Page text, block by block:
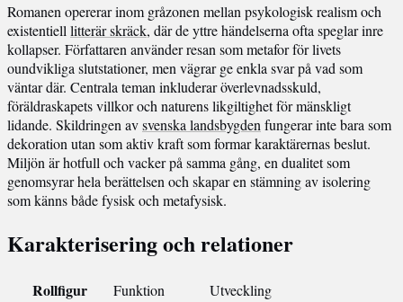
Romanen opererar inom gråzonen mellan psykologisk realism och
existentiell litterär skräck, där de yttre händelserna ofta speglar inre
kollapser. Författaren använder resan som metafor för livets
oundvikliga slutstationer, men vägrar ge enkla svar på vad som
väntar där. Centrala teman inkluderar överlevnadsskuld,
föräldraskapets villkor och naturens likgiltighet för mänskligt
lidande. Skildringen avsvenska landsbygden fungerar inte bara som
dekoration utan som aktiv kraft som formar karaktärernas beslut.
Miljön är hotfull och vacker på samma gång, en dualitet som
genomsyrar hela berättelsen och skapar en stämning av isolering
som känns både fysisk och metafysisk.
Karakterisering och relationer
Rollfigur Funktion Utveckling